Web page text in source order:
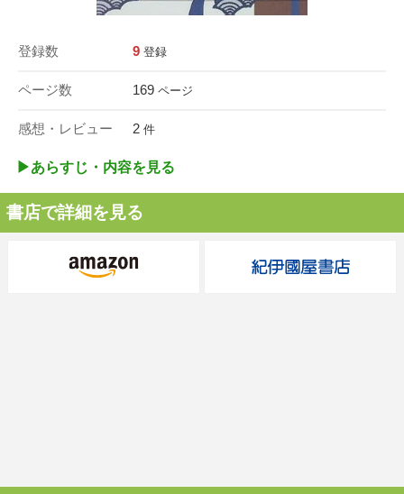
登録数 9 登録
ページ数 169 ページ
感想・レビュー 2 件
▶︎あらすじ・内容を見る
書店で詳細を見る